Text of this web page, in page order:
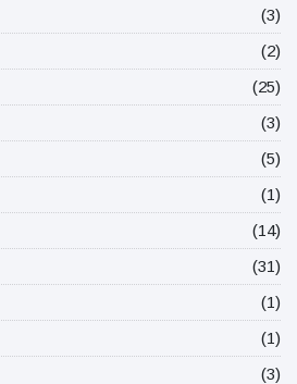
(3)
(2)
(25)
(3)
(5)
(1)
(14)
(31)
(1)
(1)
(3)